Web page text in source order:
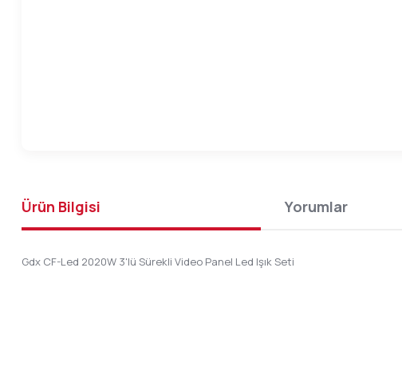
Ürün Bilgisi Yorumlar
Gdx CF-Led 2020W 3'lü Sürekli Video Panel Led Işık Seti